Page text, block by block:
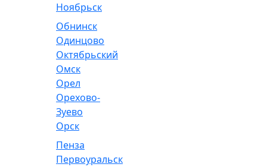
Ноябрьск
Обнинск
Одинцово
Октябрьский
Омск
Орел
Орехово-
Зуево
Орск
Пенза
Первоуральск